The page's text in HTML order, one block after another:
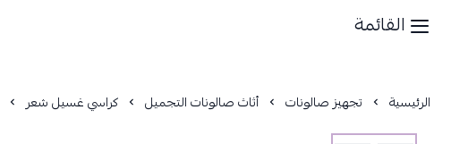
القائمة
الرئيسية تجهيز صالونات أثاث صالونات التجميل كراسي غسيل شعر